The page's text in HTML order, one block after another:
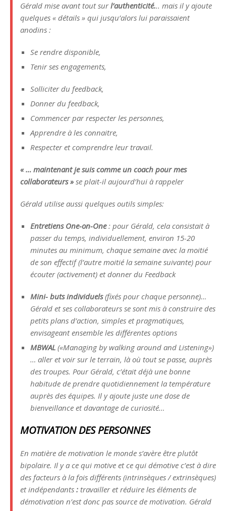
Gérald mise avant tout surl’authenticité... mais il y ajoute
quelques « détails » qui jusqu’alors lui paraissaient
anodins :
Se rendre disponible,
Tenir ses engagements,
Solliciter du feedback,
Donner du feedback,
Commencer par respecter les personnes,
Apprendre à les connaitre,
Respecter et comprendre leur travail.
« … maintenant je suis comme un coach pour mes
collaborateurs » se plait-il aujourd’hui à rappeler
Gérald utilise aussi quelques outils simples:
Entretiens One-on-One: pour Gérald, cela consistait à
passer du temps, individuellement, environ 15-20
minutes au minimum, chaque semaine avec la moitié
de son effectif (l’autre moitié la semaine suivante) pour
écouter (activement) et donner du Feedback
Mini- buts individuels(fixés pour chaque personne)…
Gérald et ses collaborateurs se sont mis à construire des
petits plans d’action, simples et pragmatiques,
envisageant ensemble les différentes options
MBWAL («Managing by walking around and Listening»)
… aller et voir sur le terrain, là où tout se passe, auprès
des troupes. Pour Gérald, c’était déjà une bonne
habitude de prendre quotidiennement la température
auprès des équipes. Il y ajoute juste une dose de
bienveillance et davantage de curiosité…
MOTIVATION DES PERSONNES
En matière de motivation le monde s’avère être plutôt
bipolaire. Il y a ce qui motive et ce qui démotive c’est à dire
des facteurs à la fois différents (intrinsèques / extrinsèques)
et indépendants : travailler et réduire les éléments de
démotivation n’est donc pas source de motivation. Gérald